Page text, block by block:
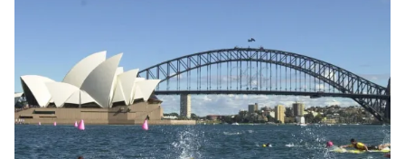
Thế giới
Tin tức
Kinh tế